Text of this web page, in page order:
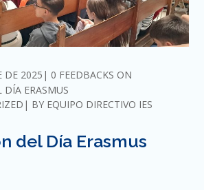
DE 2025 COMMENTS
0 FEEDBACKS ON
DÍA ERASMUS
BY EQUIPO DIRECTIVO IES
del Día Erasmus